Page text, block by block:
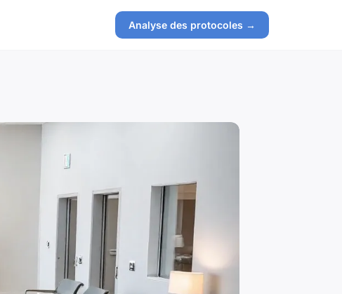
Analyse des protocoles →